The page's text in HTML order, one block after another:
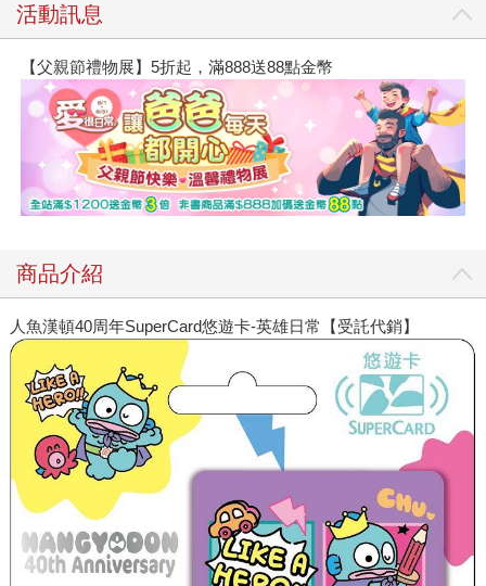
活動訊息
【父親節禮物展】5折起，滿888送88點金幣
商品介紹
人魚漢頓40周年SuperCard悠遊卡-英雄日常【受託代銷】